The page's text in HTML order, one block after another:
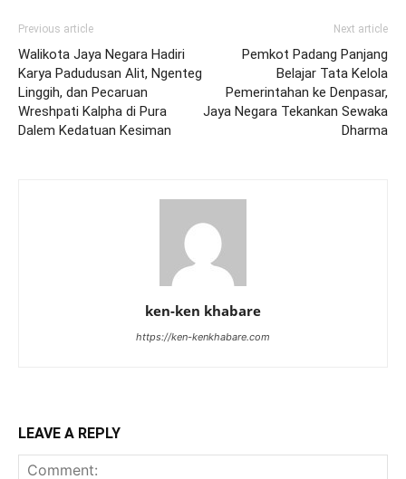
Previous article
Walikota Jaya Negara Hadiri
Karya Padudusan Alit, Ngenteg
Linggih, dan Pecaruan
Wreshpati Kalpha di Pura
Dalem Kedatuan Kesiman
Next article
Pemkot Padang Panjang
Belajar Tata Kelola
Pemerintahan ke Denpasar,
Jaya Negara Tekankan Sewaka
Dharma
ken-ken khabare
https://ken-kenkhabare.com
LEAVE A REPLY